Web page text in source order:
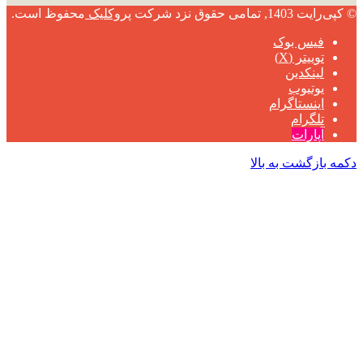
© کپی‌رایت 1403, تمامی حقوق نزد شرکت پروکلیک محفوظ است.
فیس بوک
توییتر (X)
لینکدین
یوتیوب
اینستاگرام
تلگرام
آپارات
دکمه بازگشت به بالا